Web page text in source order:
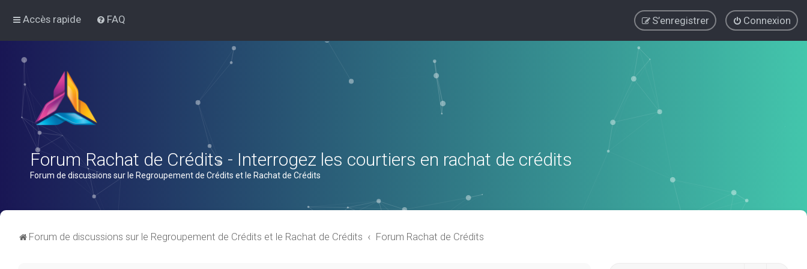
Accès rapide FAQ Connexion
S’enregistrer
Forum Rachat de Crédits - Interrogez les courtiers en rachat de crédits
Forum de discussions sur le Regroupement de Crédits et le Rachat de Crédits
Forum de discussions sur le Regroupement de Crédits et le Rachat de Crédits Forum Rachat de Crédits